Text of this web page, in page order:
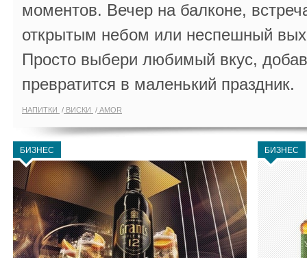
моментов. Вечер на балконе,
открытым небом или неспешный
Просто выбери любимый вкус,
превратится в маленький праздник.
НАПИТКИ ВИСКИ AMOR
БИЗНЕС БИЗНЕС